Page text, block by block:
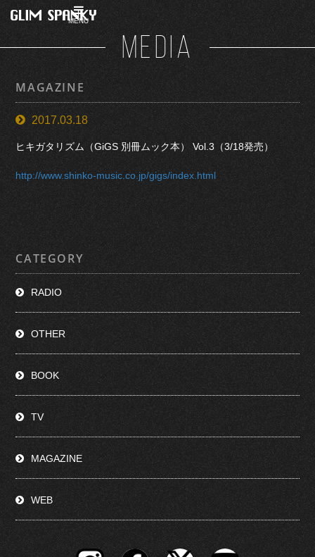
MENU
MEDIA
MAGAZINE
2017.03.18
ヒキガタリズム（GiGS 別冊ムック本） Vol.3（3/18発売）
http://www.shinko-music.co.jp/gigs/index.html
CATEGORY
RADIO
OTHER
BOOK
TV
MAGAZINE
WEB